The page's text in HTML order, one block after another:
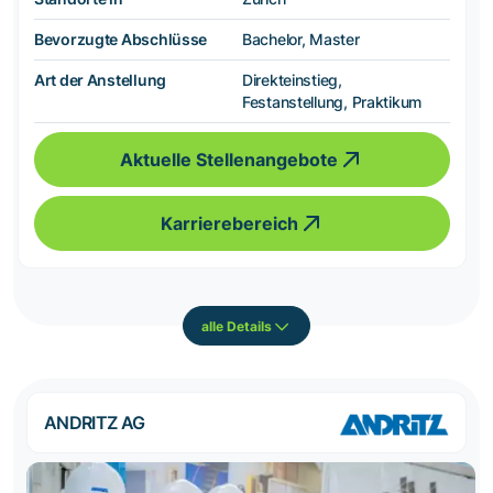
Bevorzugte Abschlüsse Bachelor, Master
Art der Anstellung
Direkteinstieg,
Festanstellung, Praktikum
Aktuelle Stellenangebote
Karrierebereich
alle Details
ANDRITZ AG